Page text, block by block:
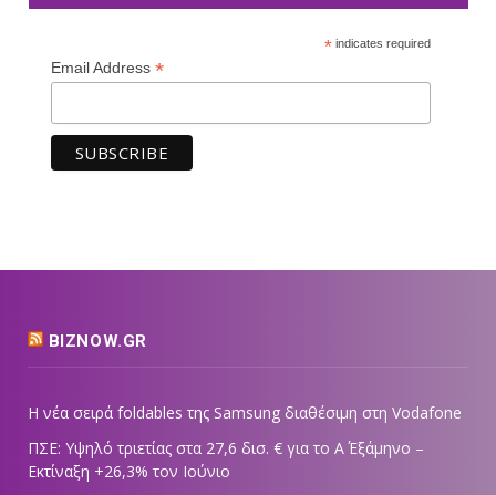
*indicates required
Email Address *
BIZNOW.GR
Η νέα σειρά foldables της Samsung διαθέσιμη στη Vodafone
ΠΣΕ: Υψηλό τριετίας στα 27,6 δισ. € για το Α΄ Εξάμηνο –
Εκτίναξη +26,3% τον Ιούνιο